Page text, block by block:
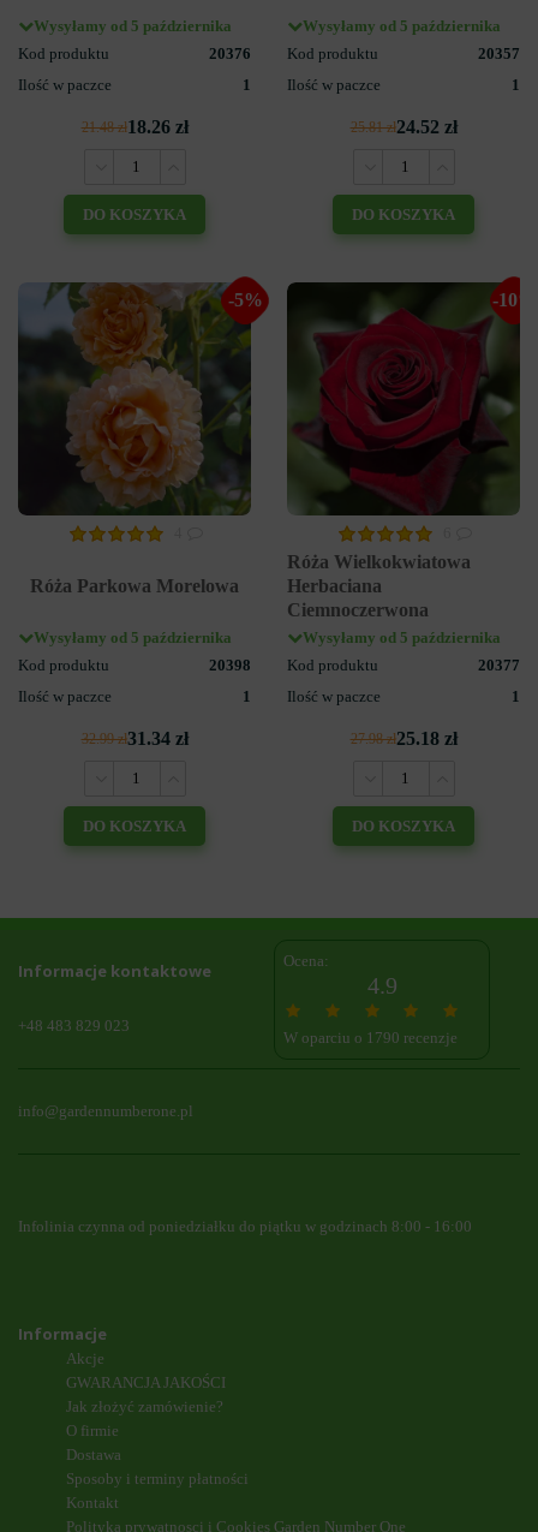
Wysyłamy od 5 października
Kod produktu
20376
Ilość w paczce
1
21.48 zł18.26 zł
DO KOSZYKA
Wysyłamy od 5 października
Kod produktu
20357
Ilość w paczce
1
25.81 zł24.52 zł
DO KOSZYKA
-5%
Róża Parkowa Morelowa
Wysyłamy od 5 października
Kod produktu
20398
Ilość w paczce
1
32.99 zł31.34 zł
DO KOSZYKA
-10%
Róża Wielkokwiatowa
Herbaciana
Ciemnoczerwona
Wysyłamy od 5 października
Kod produktu
20377
Ilość w paczce
1
27.98 zł25.18 zł
DO KOSZYKA
Informacje kontaktowe
+48 483 829 023
Ocena:
4.9
W oparciu o 1790 recenzje
info@gardennumberone.pl
Infolinia czynna od poniedziałku do piątku w godzinach 8:00 - 16:00
Informacje
Akcje
GWARANCJA JAKOŚCI
Jak złożyć zamówienie?
O firmie
Dostawa
Sposoby i terminy płatności
Kontakt
Polityka prywatnosci i Cookies Garden Number One